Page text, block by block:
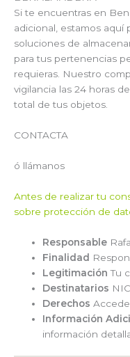
Si te encuentras en
adicional, estamos aquí
soluciones de
para tus pertenencias
requieras. Nuestro
vigilancia las 24 horas
total de tus objetos.
CONTACTA
ó llámanos
Antes de realizar tu
sobre protección de
Responsable
Finalidad
Legitimación Tu
Destinatarios
Derechos
Información
información